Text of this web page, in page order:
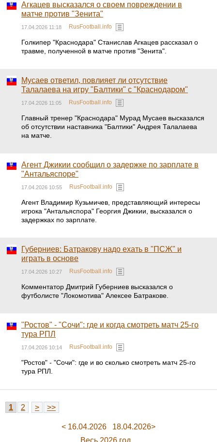
Агкацев высказался о своем повреждении в
матче против "Зенита"
17.04.2026 11:18 RusFootball.info
Голкипер "Краснодара" Станислав Агкацев рассказал о
травме, полученной в матче против "Зенита".
Мусаев ответил, повлияет ли отсутствие
Талалаева на игру "Балтики" с "Краснодаром"
17.04.2026 11:05 RusFootball.info
Главный тренер "Краснодара" Мурад Мусаев высказался
об отсутствии наставника "Балтики" Андрея Талалаева
на матче.
Агент Джикии сообщил о задержке по зарплате в
"Антальяспоре"
17.04.2026 10:55 RusFootball.info
Агент Владимир Кузьмичев, представляющий интересы
игрока "Антальяспора" Георгия Джикии, высказался о
задержках по зарплате.
Губерниев: Батракову надо ехать в "ПСЖ" и
играть в основе
17.04.2026 10:27 RusFootball.info
Комментатор Дмитрий Губерниев высказался о
футболисте "Локомотива" Алексее Батракове.
"Ростов" - "Сочи": где и когда смотреть матч 25-го
тура РПЛ
17.04.2026 10:14 RusFootball.info
"Ростов" - "Сочи": где и во сколько смотреть матч 25-го
тура РПЛ.
1 2 > >>
< 16.04.2026
18.04.2026>
Весь 2026 год...